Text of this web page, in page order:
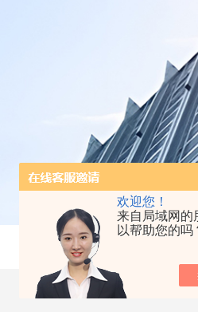
欢迎您！
来自局域网的
以帮助您的吗